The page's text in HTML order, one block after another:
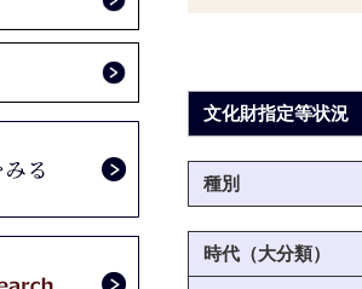
文化財指定等状況
種別
時代（大分類）